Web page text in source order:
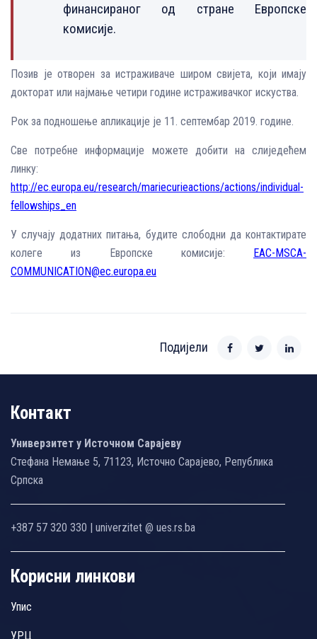
финансираног од стране Европске
комисије.
Позив је отворен за истраживаче широм свијета, који имају
докторат или најмање четири године истраживачког искуства.
Рок за подношење апликације је 11. септембар 2019. године.
Све потребне информације можете добити на слиједећем
линку:
http://ec.europa.eu/research/mariecurieactions/actions/individual-
fellowships_en
У случају додатних питања, будите слободни да контактирате
колеге из Европске комисије: EAC-MSCA-
COMMUNICATION@ec.europa.eu
Подијели
Контакт
Универзитет у Источном Сарајеву
Стефана Немање 5, 71123, Источно Сарајево, Република
Српска
+387 57 320 330 | univerzitet @ ues.rs.ba
Корисни линкови
Упис
УРЦ